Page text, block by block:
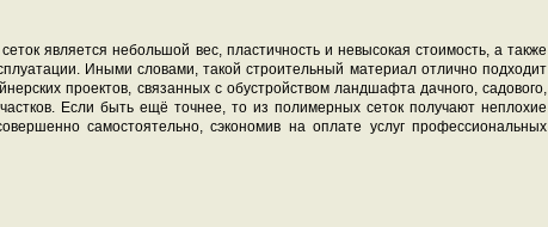
является небольшой вес, пластичность и невысокая стоимость, а также
Иными словами, такой строительный материал отлично подходит
проектов, связанных с обустройством ландшафта дачного, садового,
Если быть ещё точнее, то из полимерных сеток получают неплохие
самостоятельно, сэкономив на оплате услуг профессиональных